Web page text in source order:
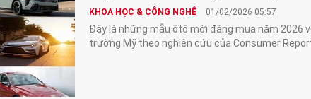
KHOA HỌC & CÔNG NGHỆ 01/02/2026 05:57
Đây là những mẫu ôtô mới đáng mua năm 2026
trường Mỹ theo nghiên cứu của Consumer